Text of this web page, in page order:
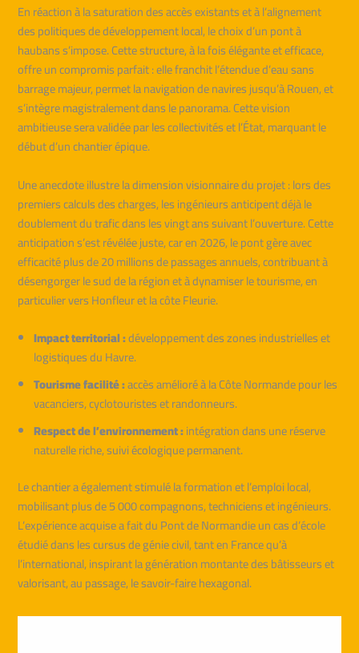
En réaction à la saturation des accès existants et à l’alignement
des politiques de développement local, le choix d’un pont à
haubans s’impose. Cette structure, à la fois élégante et efficace,
offre un compromis parfait : elle franchit l’étendue d’eau sans
barrage majeur, permet la navigation de navires jusqu’à Rouen, et
s’intègre magistralement dans le panorama. Cette vision
ambitieuse sera validée par les collectivités et l’État, marquant le
début d’un chantier épique.
Une anecdote illustre la dimension visionnaire du projet : lors des
premiers calculs des charges, les ingénieurs anticipent déjà le
doublement du trafic dans les vingt ans suivant l’ouverture. Cette
anticipation s’est révélée juste, car en 2026, le pont gère avec
efficacité plus de 20 millions de passages annuels, contribuant à
désengorger le sud de la région et à dynamiser le tourisme, en
particulier vers Honfleur et la côte Fleurie.
Impact territorial :développement des zones industrielles et
logistiques du Havre.
Tourisme facilité :accès amélioré à la Côte Normande pour les
vacanciers, cyclotouristes et randonneurs.
Respect de l’environnement :intégration dans une réserve
naturelle riche, suivi écologique permanent.
Le chantier a également stimulé la formation et l’emploi local,
mobilisant plus de 5 000 compagnons, techniciens et ingénieurs.
L’expérience acquise a fait du Pont de Normandie un cas d’école
étudié dans les cursus de génie civil, tant en France qu’à
l’international, inspirant la génération montante des bâtisseurs et
valorisant, au passage, le savoir-faire hexagonal.